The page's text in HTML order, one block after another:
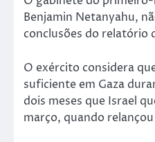
Benjamin Netanyahu,
conclusões do relatório
O exército considera
suficiente em Gaza
dois meses que Israel
março, quando